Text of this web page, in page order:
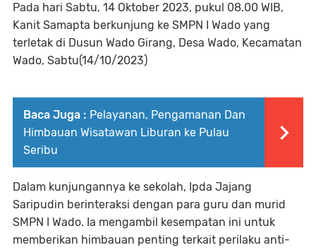
Pada hari Sabtu, 14 Oktober 2023, pukul 08.00 WIB,
Kanit Samapta berkunjung ke SMPN I Wado yang
terletak di Dusun Wado Girang, Desa Wado, Kecamatan
Wado, Sabtu(14/10/2023)
Baca Juga : Pelayanan, Pengamanan Dan
Himbauan Wisatawan Liburan ke Pulau
Seribu
Dalam kunjungannya ke sekolah, Ipda Jajang
Saripudin berinteraksi dengan para guru dan murid
SMPN I Wado. Ia mengambil kesempatan ini untuk
memberikan himbauan penting terkait perilaku anti-